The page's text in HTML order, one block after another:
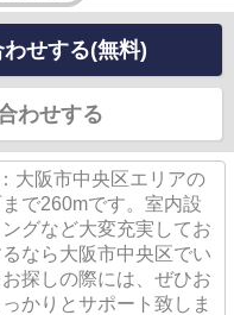
せする(無料)
わせする
大阪市中央区エリアの
で260mです。室内設
グなど大変充実してお
なら大阪市中央区でい
探しの際には、ぜひお
かりとサポート致しま